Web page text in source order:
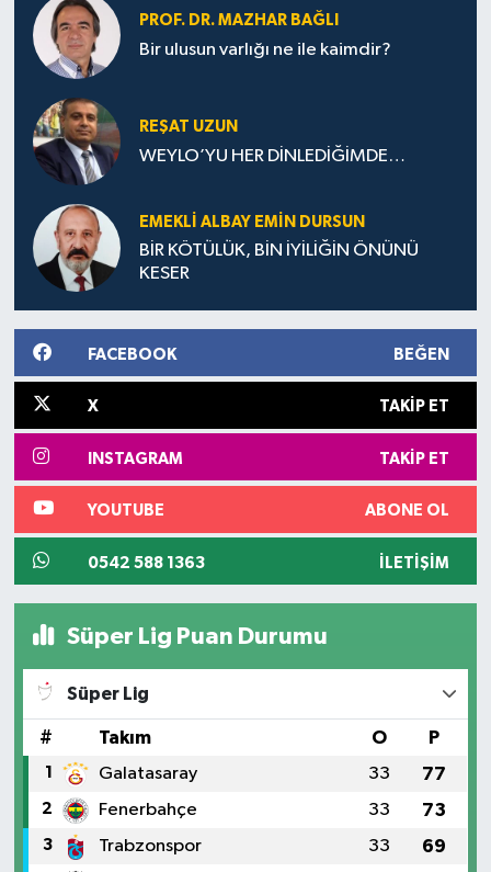
PROF. DR. MAZHAR BAĞLI
Bir ulusun varlığı ne ile kaimdir?
REŞAT UZUN
WEYLO’YU HER DİNLEDİĞİMDE…
EMEKLI ALBAY EMIN DURSUN
BİR KÖTÜLÜK, BİN İYİLİĞİN ÖNÜNÜ
KESER
FACEBOOK BEĞEN
X TAKIP ET
INSTAGRAM TAKIP ET
YOUTUBE ABONE OL
0542 588 1363 İLETIŞIM
Süper Lig Puan Durumu
Süper Lig
# Takım O P
1 Galatasaray 33 77
2 Fenerbahçe 33 73
3 Trabzonspor 33 69